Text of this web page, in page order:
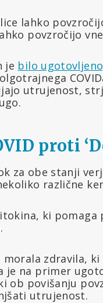
lahko
povzročijo
je bilo
utrujenost,
proti
za obe stanji
različne
ki
morala zdravila,
je na primer
ob povišanju
utrujenost.